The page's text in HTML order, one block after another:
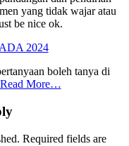
yang tidak wajar atau
be nice ok.
boleh tanya di
Read More…
Required fields are